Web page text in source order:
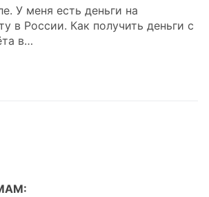
У меня есть деньги на
в России. Как получить деньги с
в…